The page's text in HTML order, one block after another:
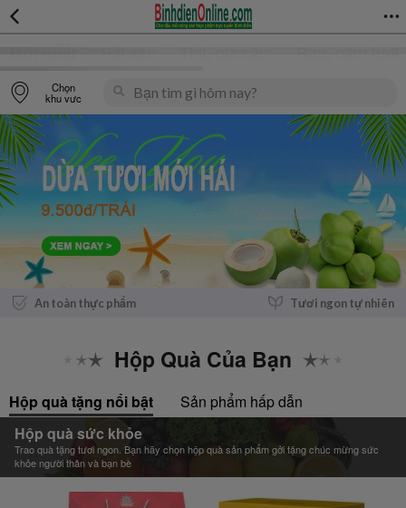
Chọn
khu vực
An toàn thực phẩm Tươi ngon tự nhiên
Hộp Quà Của Bạn
Hộp quà tặng nổi bật
Sản phẩm hấp dẫn
Hộp quà sức khỏe
Trao quà tặng tươi ngon. Bạn hãy chọn hộp quà sản phẩm gởi tặng chúc mừng sức
khỏe người thân và bạn bè